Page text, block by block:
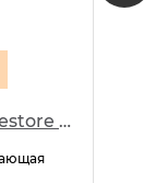
Comodex Hydrate & Restore Serum